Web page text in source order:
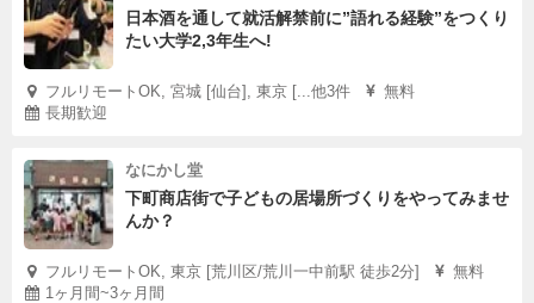
日本酒を通して就活解禁前に”語れる経験”をつくり
たい大学2,3年生へ!
フルリモートOK, 宮城 [仙台], 東京 [...他3件
無料
長期歓迎
なにかし堂
下町商店街で子どもの居場所づくりをやってみませ
んか？
フルリモートOK, 東京 [荒川区/荒川一中前駅 徒歩2分]
無料
1ヶ月間~3ヶ月間